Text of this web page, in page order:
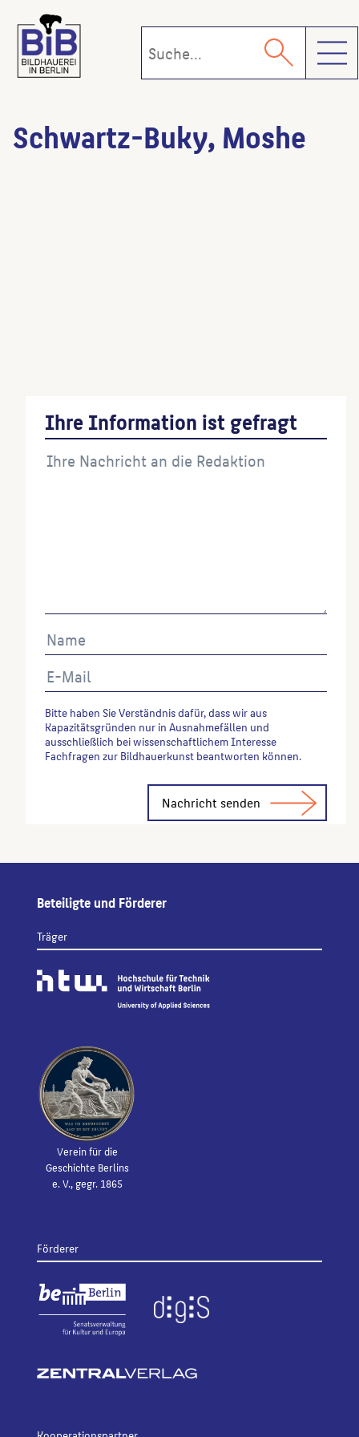
Schwartz-Buky, Moshe
Ihre Information ist gefragt
Bitte haben Sie Verständnis dafür, dass wir aus
Kapazitätsgründen nur in Ausnahmefällen und
ausschließlich bei wissenschaftlichem Interesse
Fachfragen zur Bildhauerkunst beantworten können.
Beteiligte und Förderer
Träger
Verein für die
Geschichte Berlins
e. V., gegr. 1865
Förderer